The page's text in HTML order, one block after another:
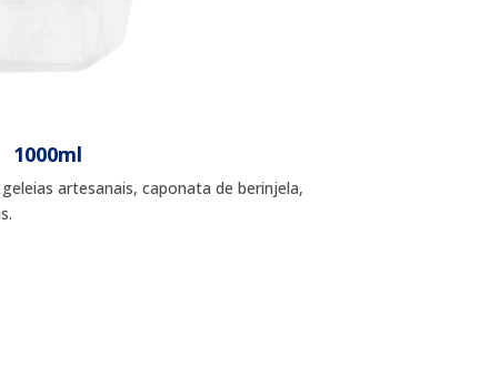
1000ml
artesanais, caponata de berinjela,